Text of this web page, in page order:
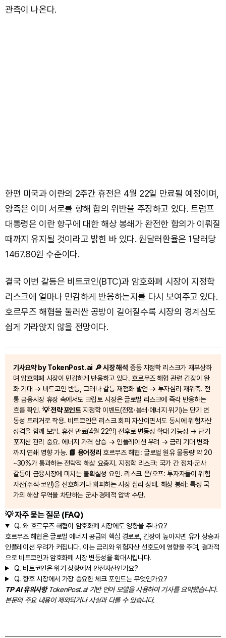
관측이 나온다.
한편 미국과 이란의 2주간 휴전은 4월 22일 만료될 예정이며,
양측은 이미 서로를 향해 합의 위반을 주장하고 있다. 트럼프
대통령은 이란 항구에 대한 해상 봉쇄가 완전한 합의가 이뤄질
때까지 유지될 것이라고 밝힌 바 있다. 원달러환율은 1달러당
1467.80원 수준이다.
결국 이번 갈등은 비트코인(BTC)과 암호화폐 시장이 지정학
리스크에 얼마나 민감하게 반응하는지를 다시 보여주고 있다.
호르무즈 해협을 둘러싼 공방이 길어질수록 시장의 경계심도
쉽게 가라앉지 않을 전망이다.
기사요약 by TokenPost.ai 🔎 시장 해석 중동 지정학 리스크가 재부상하
며 암호화폐 시장이 민감하게 반응하고 있다. 호르무즈 해협 관련 긴장이 완
화 기대 → 비트코인 반등, 그러나 갈등 재점화 발언 → 투자심리 재위축. 전
통 금융시장 휴장 속에서도 크립토 시장은 글로벌 리스크에 즉각 반응하는
흐름 확인. 💡 전략 포인트지정학 이벤트(전쟁·봉쇄·에너지 위기)는 단기 변
동성 트리거로 작용. 비트코인은 리스크 회피 자산이면서도 동시에 위험자산
성격을 함께 보임. 휴전 만료(4월 22일) 전후로 변동성 확대 가능성 → 단기
포지션 관리 중요. 에너지 가격 상승 → 인플레이션 우려 → 금리 기대 변화
까지 연쇄 영향 가능. 📘 용어정리 호르무즈 해협: 글로벌 원유 물동량 약 20
~30%가 통과하는 전략적 해상 요충지. 지정학 리스크: 국가 간 정치·군사
갈등이 금융시장에 미치는 불확실성 요인. 리스크 온/오프: 투자자들이 위험
자산(주식·코인)을 선호하거나 회피하는 시장 심리 상태. 해상 봉쇄: 특정 국
가의 해상 무역을 차단하는 군사·경제적 압박 수단.
💡 자주 묻는 질문 (FAQ)
Q. 왜 호르무즈 해협이 암호화폐 시장에도 영향을 주나요?
호르무즈 해협은 글로벌 에너지 공급의 핵심 경로로, 긴장이 높아지면 유가 상승과
인플레이션 우려가 커집니다. 이는 금리와 위험자산 선호도에 영향을 주며, 결과적
으로 비트코인과 암호화폐 시장 변동성을 확대시킵니다.
Q. 비트코인은 위기 상황에서 안전자산인가요?
Q. 향후 시장에서 가장 중요한 체크 포인트는 무엇인가요?
TP AI 유의사항TokenPost.ai 기반 언어 모델을 사용하여 기사를 요약했습니다.
본문의 주요 내용이 제외되거나 사실과 다를 수 있습니다.